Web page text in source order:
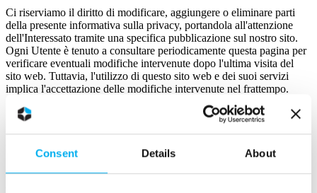
Consent Details About
Ci riserviamo il diritto di modificare, aggiungere o eliminare parti
della presente informativa sulla privacy, portandola all'attenzione
dell'Interessato tramite una specifica pubblicazione sul nostro sito.
Ogni Utente è tenuto a consultare periodicamente questa pagina per
verificare eventuali modifiche intervenute dopo l'ultima visita del
sito web. Tuttavia, l'utilizzo di questo sito web e dei suoi servizi
implica l'accettazione delle modifiche intervenute nel frattempo.
***
Durante la navigazione su questo sito web, Certego s.r.l. tratterà